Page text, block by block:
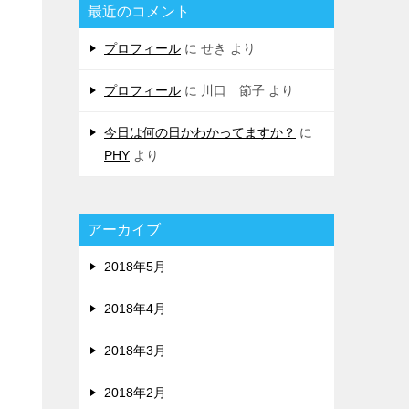
最近のコメント
プロフィール に せき より
プロフィール に 川口 節子 より
今日は何の日かわかってますか？ に
PHY より
アーカイブ
2018年5月
2018年4月
2018年3月
2018年2月